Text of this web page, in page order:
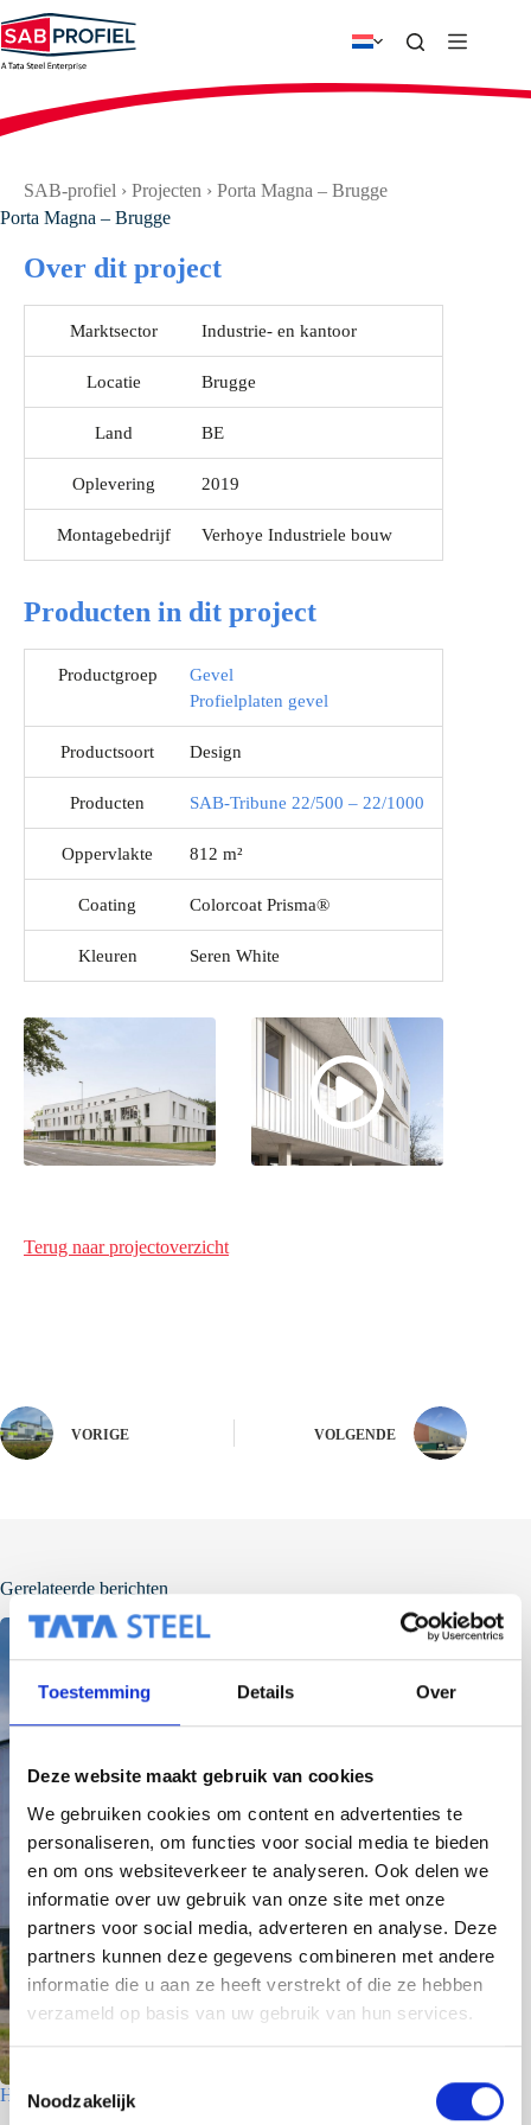
Toestemming Details Over
Deze website maakt gebruik van cookies
We gebruiken cookies om content en advertenties te
personaliseren, om functies voor social media te bieden
en om ons websiteverkeer te analyseren. Ook delen we
informatie over uw gebruik van onze site met onze
partners voor social media, adverteren en analyse. Deze
partners kunnen deze gegevens combineren met andere
informatie die u aan ze heeft verstrekt of die ze hebben
verzameld op basis van uw gebruik van hun services.
T
o
Noodzakelijk
naar
de
inhoud
SAB-profiel › Projecten › Porta Magna – Brugge
Porta Magna – Brugge
Over dit project
Marktsector Industrie- en kantoor
Locatie Brugge
Land BE
Oplevering 2019
Montagebedrijf Verhoye Industriele bouw
Producten in dit project
Productgroep
Gevel
Profielplaten gevel
Productsoort Design
Producten SAB-Tribune 22/500 – 22/1000
Oppervlakte 812 m²
Coating Colorcoat Prisma®
Kleuren Seren White
Terug naar projectoverzicht
VORIGE VOLGENDE
Gerelateerde berichten
Houtfabriek – Utrecht